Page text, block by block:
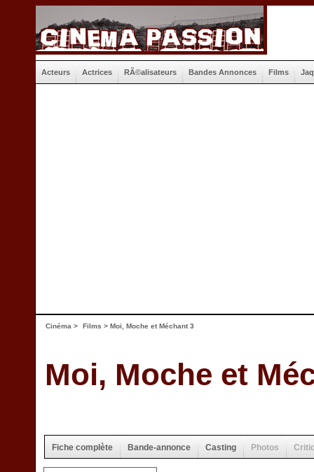
Acteurs Actrices RÃ©alisateurs Bandes Annonces Films
Cinéma > Films > Moi, Moche et Méchant 3
Moi, Moche et
Fiche complète Bande-annonce Casting Photos